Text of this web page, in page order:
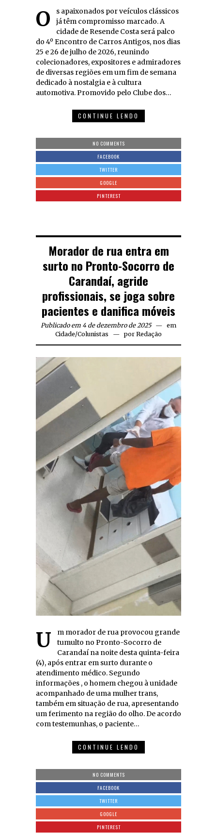
Os apaixonados por veículos clássicos
já têm compromisso marcado. A
cidade de Resende Costa será palco
do 4º Encontro de Carros Antigos, nos dias
25 e 26 de julho de 2026, reunindo
colecionadores, expositores e admiradores
de diversas regiões em um fim de semana
dedicado à nostalgia e à cultura
automotiva. Promovido pelo Clube dos…
CONTINUE LENDO
NO COMMENTS
FACEBOOK
TWITTER
GOOGLE
PINTEREST
Morador de rua entra em
surto no Pronto-Socorro de
Carandaí, agride
profissionais, se joga sobre
pacientes e danifica móveis
Publicado em 4 de dezembro de 2025
em
Cidade/Colunistas por Redação
Um morador de rua provocou grande
tumulto no Pronto-Socorro de
Carandaí na noite desta quinta-feira
(4), após entrar em surto durante o
atendimento médico. Segundo
informações , o homem chegou à unidade
acompanhado de uma mulher trans,
também em situação de rua, apresentando
um ferimento na região do olho. De acordo
com testemunhas, o paciente…
CONTINUE LENDO
NO COMMENTS
FACEBOOK
TWITTER
GOOGLE
PINTEREST